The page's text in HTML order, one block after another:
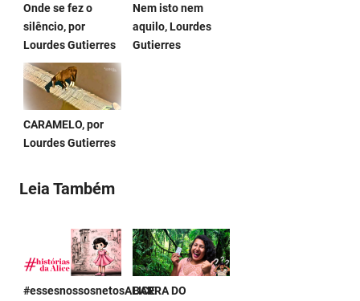
Onde se fez o
silêncio, por
Lourdes Gutierres
Nem isto nem
aquilo, Lourdes
Gutierres
CARAMELO, por
Lourdes Gutierres
Leia Também
#essesnossosnetosALICEBARRA DO